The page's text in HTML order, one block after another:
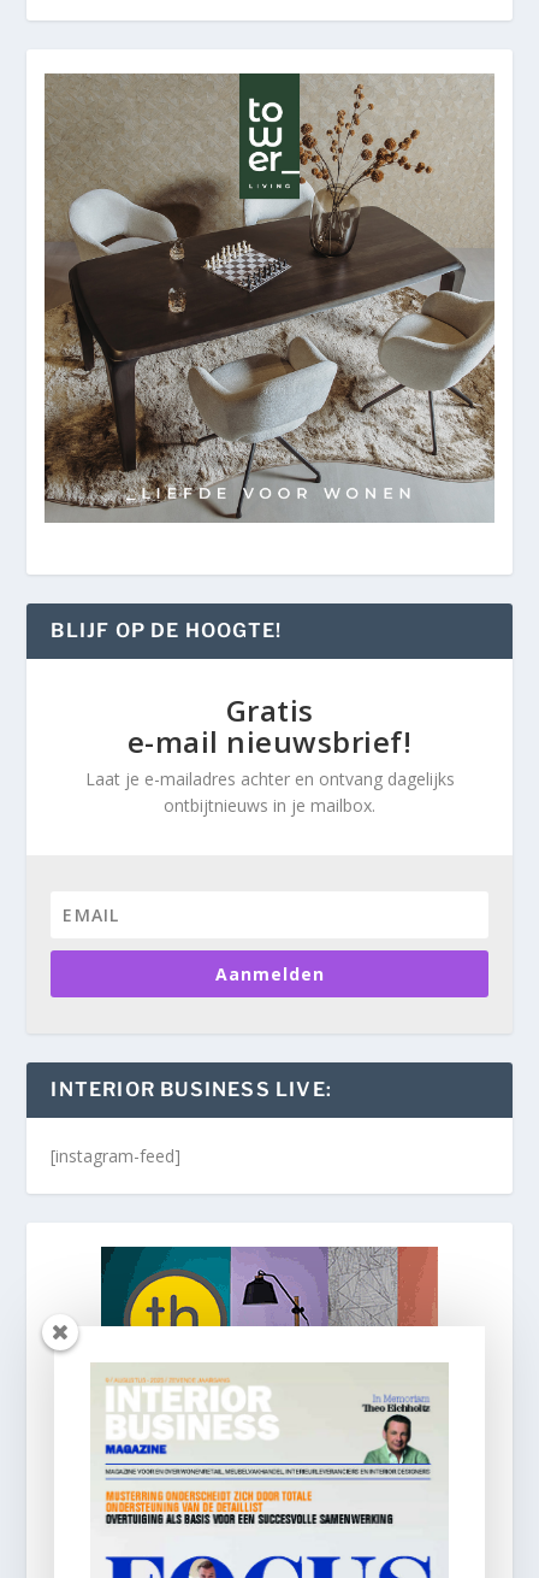
BLIJF OP DE HOOGTE!
Gratis
e-mail nieuwsbrief!
Laat je e-mailadres achter en ontvang dagelijks
ontbijtnieuws in je mailbox.
Aanmelden
INTERIOR BUSINESS LIVE:
[instagram-feed]